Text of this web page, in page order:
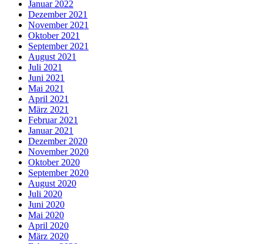
Januar 2022
Dezember 2021
November 2021
Oktober 2021
September 2021
August 2021
Juli 2021
Juni 2021
Mai 2021
April 2021
März 2021
Februar 2021
Januar 2021
Dezember 2020
November 2020
Oktober 2020
September 2020
August 2020
Juli 2020
Juni 2020
Mai 2020
April 2020
März 2020